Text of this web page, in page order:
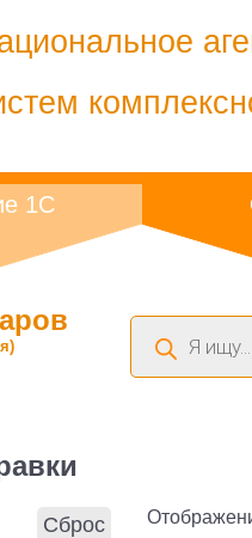
1С
Поиск
товаров
Сброс